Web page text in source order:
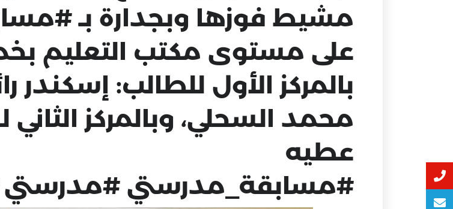
مشيط فوزها وبجدارة بـ
على مستوى مكتب التعليم
بالمركز الأول للطالب: إسكندر
محمد السحلي، وبالمركز
عطيه
‫#مسابقة_مدرستي‬ ‫#مدرستي‬